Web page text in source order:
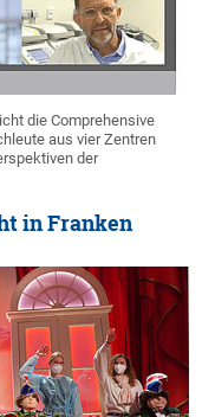
die Comprehensive
aus vier Zentren
der
in Franken